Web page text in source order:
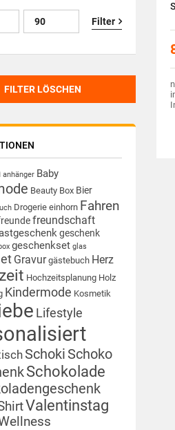
Filter
FILTER LÖSCHEN
anhänger Baby
Beauty Box Bier
Drogerie einhorn Fahren
freundschaft
geschenk
geschenkset glas
Gravur gästebuch Herz
Hochzeitsplanung Holz
Kindermode Kosmetik
Lifestyle
Schoki Schoko
Schokolade
Valentinstag